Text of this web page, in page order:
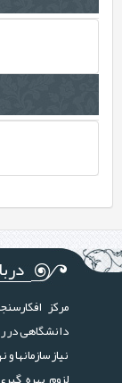
مرکز
دانشگاهی در
نیاز